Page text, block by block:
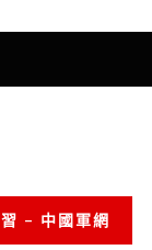
– 中國軍網